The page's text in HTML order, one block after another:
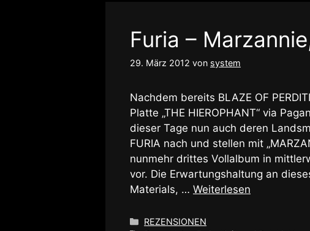
Furia –
29. März 2012 von system
Nachdem bereits BLAZE OF
Platte „THE HIEROPHANT“ via
dieser Tage nun auch deren
FURIA nach und stellen mit
nunmehr drittes Vollalbum in
vor. Die Erwartungshaltung an
Materials, … Weiterlesen
Kategorien
REZENSIONEN